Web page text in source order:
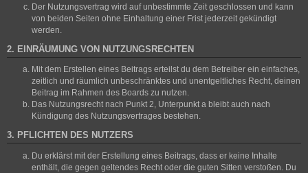
Der Nutzungsvertrag wird auf unbestimmte Zeit geschlossen und kann
von beiden Seiten ohne Einhaltung einer Frist jederzeit gekündigt
werden.
2. EINRÄUMUNG VON NUTZUNGSRECHTEN
Mit dem Erstellen eines Beitrags erteilst du dem Betreiber ein einfaches,
zeitlich und räumlich unbeschränktes und unentgeltliches Recht, deinen
Beitrag im Rahmen des Boards zu nutzen.
Das Nutzungsrecht nach Punkt 2, Unterpunkt a bleibt auch nach
Kündigung des Nutzungsvertrages bestehen.
3. PFLICHTEN DES NUTZERS
Du erklärst mit der Erstellung eines Beitrags, dass er keine Inhalte
enthält, die gegen geltendes Recht oder die guten Sitten verstoßen. Du